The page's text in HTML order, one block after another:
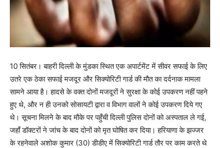
10 सितंबर। बाहरी दिल्ली के मुंडका स्थित एक अपार्टमेंट में सीवर सफाई के लिए
उतरे एक ठेका सफाई मजदूर और सिक्योरिटी गार्ड की मौत का दर्दनाक मामला
सामने आया है। हादसे के वक्त दोनों मजदूरों ने सुरक्षा के कोई उपकरण नहीं पहने
हुए थे, और न ही उनको सोसायटी द्वारा व विभाग वालों ने कोई उपकरण दिये गए
थे। सूचना मिलने के बाद मौके पर पहुँची दिल्ली पुलिस दोनों को अस्पताल ले गई,
जहाँ डॉक्टरों ने जांच के बाद दोनों को मृत घोषित कर दिया। हरियाणा के झज्जर
के रहनेवाले अशोक कुमार (30) डीडीए में सिक्योरिटी गार्ड तौर पर काम करते थे